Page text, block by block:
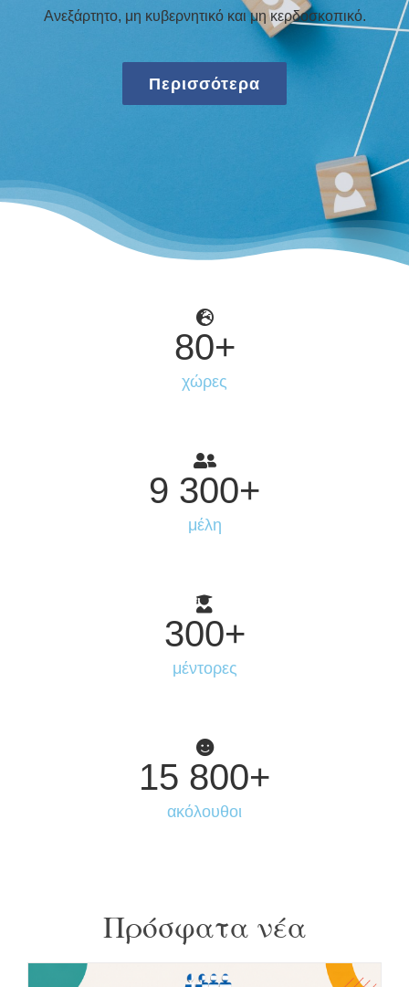
Ανεξάρτητο, μη κυβερνητικό και μη κερδοσκοπικό.
Περισσότερα
80+
χώρες
9 300+
μέλη
300+
μέντορες
15 800+
ακόλουθοι
Πρόσφατα νέα